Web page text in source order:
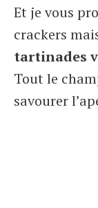
Et je vous
crackers
tartinades
Tout le
savourer